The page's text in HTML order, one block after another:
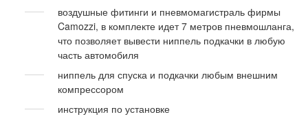
воздушные фитинги и пневмомагистраль фирмы
Camozzi, в комплекте идет 7 метров пневмошланга,
что позволяет вывести ниппель подкачки в любую
часть автомобиля
ниппель для спуска и подкачки любым внешним
компрессором
инструкция по установке